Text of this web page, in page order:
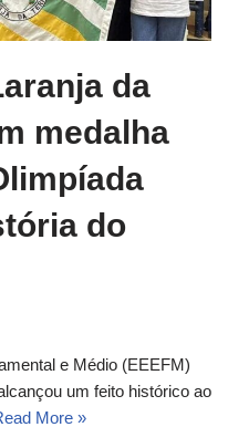
da
medalha
do
e Médio (EEEFM)
um feito histórico ao
More »